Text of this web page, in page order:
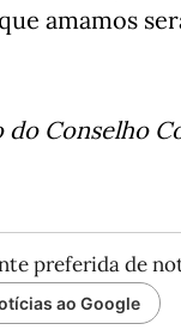
amamos
Conselho
preferida de
ao Google